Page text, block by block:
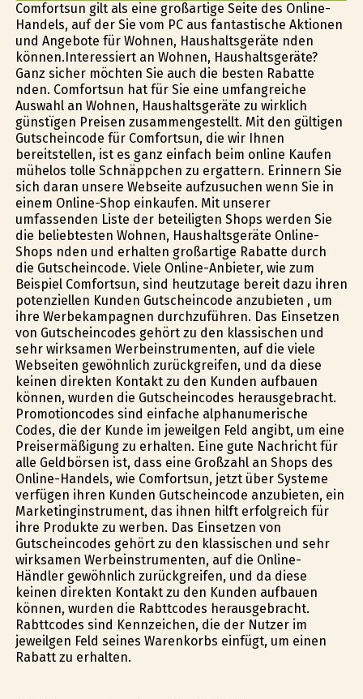
Comfortsun gilt als eine großartige Seite des Online-
Handels, auf der Sie vom PC aus fantastische Aktionen
und Angebote für Wohnen, Haushaltsgeräte finden
können.Interessiert an Wohnen, Haushaltsgeräte?
Ganz sicher möchten Sie auch die besten Rabatte
finden. Comfortsun hat für Sie eine umfangreiche
Auswahl an Wohnen, Haushaltsgeräte zu wirklich
günstïgen Preisen zusammengestellt. Mit den gültigen
Gutscheincode für Comfortsun, die wir Ihnen
bereitstellen, ist es ganz einfach beim online Kaufen
mühelos tolle Schnäppchen zu ergattern. Erinnern Sie
sich daran unsere Webseite aufzusuchen wenn Sie in
einem Online-Shop einkaufen. Mit unserer
umfassenden Liste der beteiligten Shops werden Sie
die beliebtesten Wohnen, Haushaltsgeräte Online-
Shops finden und erhalten großartige Rabatte durch
die Gutscheincode. Viele Online-Anbieter, wie zum
Beispiel Comfortsun, sind heutzutage bereit dazu ihren
potenziellen Kunden Gutscheincode anzubieten , um
ihre Werbekampagnen durchzuführen. Das Einsetzen
von Gutscheincodes gehört zu den klassischen und
sehr wirksamen Werbeinstrumenten, auf die viele
Webseiten gewöhnlich zurückgreifen, und da diese
keinen direkten Kontakt zu den Kunden aufbauen
können, wurden die Gutscheincodes herausgebracht.
Promotioncodes sind einfache alphanumerische
Codes, die der Kunde im jeweilgen Feld angibt, um eine
Preisermäßigung zu erhalten. Eine gute Nachricht für
alle Geldbörsen ist, dass eine Großzahl an Shops des
Online-Handels, wie Comfortsun, jetzt über Systeme
verfügen ihren Kunden Gutscheincode anzubieten, ein
Marketinginstrument, das ihnen hilft erfolgreich für
ihre Produkte zu werben. Das Einsetzen von
Gutscheincodes gehört zu den klassischen und sehr
wirksamen Werbeinstrumenten, auf die Online-
Händler gewöhnlich zurückgreifen, und da diese
keinen direkten Kontakt zu den Kunden aufbauen
können, wurden die Rabttcodes herausgebracht.
Rabttcodes sind Kennzeichen, die der Nutzer im
jeweilgen Feld seines Warenkorbs einfügt, um einen
Rabatt zu erhalten.